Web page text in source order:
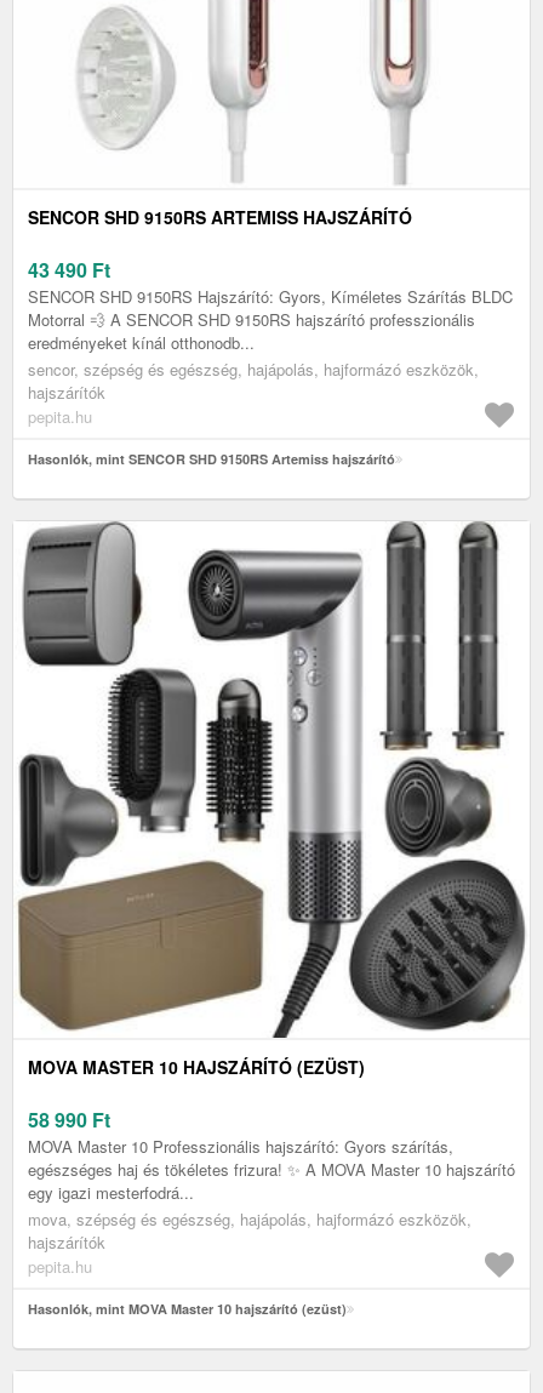
SENCOR SHD 9150RS ARTEMISS HAJSZÁRÍTÓ
43 490 Ft
SENCOR SHD 9150RS Hajszárító: Gyors, Kíméletes Szárítás BLDC
Motorral 💨 A SENCOR SHD 9150RS hajszárító professzionális
eredményeket kínál otthonodb...
sencor, szépség és egészség, hajápolás, hajformázó eszközök,
hajszárítók
pepita.hu
Hasonlók, mint SENCOR SHD 9150RS Artemiss hajszárító
MOVA MASTER 10 HAJSZÁRÍTÓ (EZÜST)
58 990 Ft
MOVA Master 10 Professzionális hajszárító: Gyors szárítás,
egészséges haj és tökéletes frizura! ✨ A MOVA Master 10 hajszárító
egy igazi mesterfodrá...
mova, szépség és egészség, hajápolás, hajformázó eszközök,
hajszárítók
pepita.hu
Hasonlók, mint MOVA Master 10 hajszárító (ezüst)